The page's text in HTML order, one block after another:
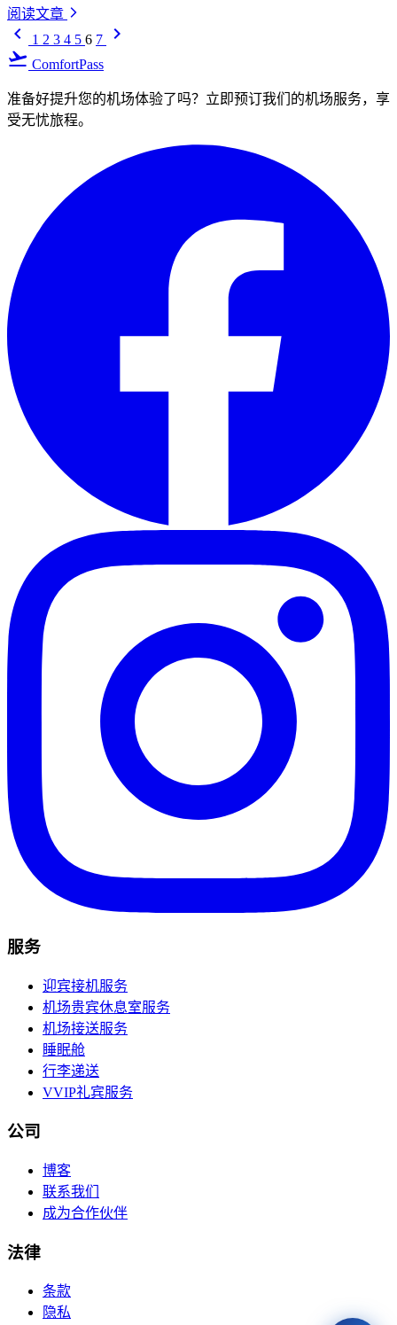
阅读文章 arrow_forward_ios
keyboard_arrow_left 1 2 3 4 5 6 7
keyboard_arrow_right
flight_takeoff ComfortPass
准备好提升您的机场体验了吗？立即预订我们的机场服务，享
受无忧旅程。
服务
迎宾接机服务
机场贵宾休息室服务
机场接送服务
睡眠舱
行李递送
VVIP礼宾服务
公司
博客
联系我们
成为合作伙伴
法律
条款
隐私